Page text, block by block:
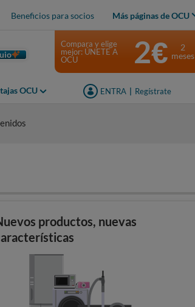
Beneficios para socios Más páginas de OCU
OCU ENTRA Regístrate
Compara y elige
mejor: ÚNETE A
OCU
2€
2
meses
productos, nuevas